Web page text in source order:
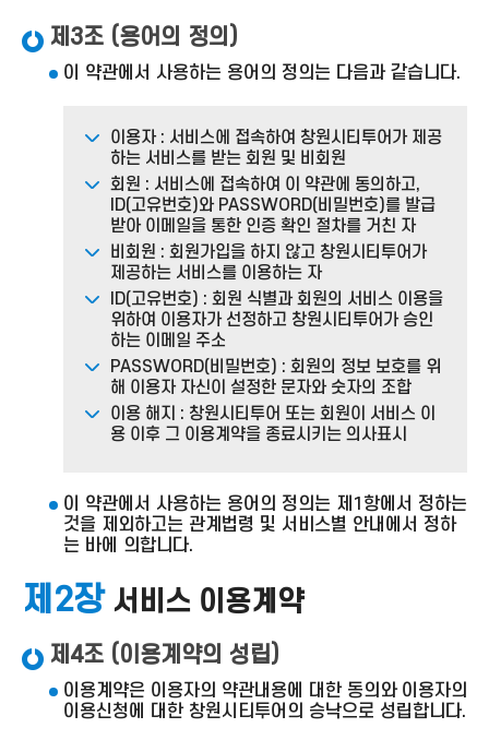
제3조 (용어의 정의)
이 약관에서 사용하는 용어의 정의는 다음과 같습니다.
이용자 : 서비스에 접속하여 창원시티투어가 제공
하는 서비스를 받는 회원 및 비회원
회원 : 서비스에 접속하여 이 약관에 동의하고,
ID(고유번호)와 PASSWORD(비밀번호)를 발급
받아 이메일을 통한 인증 확인 절차를 거친 자
비회원 : 회원가입을 하지 않고 창원시티투어가
제공하는 서비스를 이용하는 자
ID(고유번호) : 회원 식별과 회원의 서비스 이용을
위하여 이용자가 선정하고 창원시티투어가 승인
하는 이메일 주소
PASSWORD(비밀번호) : 회원의 정보 보호를 위
해 이용자 자신이 설정한 문자와 숫자의 조합
이용 해지 : 창원시티투어 또는 회원이 서비스 이
용 이후 그 이용계약을 종료시키는 의사표시
이 약관에서 사용하는 용어의 정의는 제1항에서 정하는
것을 제외하고는 관계법령 및 서비스별 안내에서 정하
는 바에 의합니다.
제2장서비스 이용계약
제4조 (이용계약의 성립)
이용계약은 이용자의 약관내용에 대한 동의와 이용자의
이용신청에 대한 창원시티투어의 승낙으로 성립합니다.